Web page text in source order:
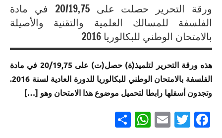
متميزة
في
الامتحان
الموحد
للبكالوريا
مسلك
العلوم
إنجازات
ب خيار
لغة
فرنسية
إنجازات
في
الامتحان
الموحد
للبكالوريا
متميزة
في
الامتحان
الموحد
للبكالوريا
مسلك
العلوم
ب
في
الامتحان
الموحد
الوطني
مسلك
العلوم
الرياضية
إنجازات
إنجازات
متميزة
في
الموحد
الوطني
للبكالوريا
المسالك
ورقة التحرير حصلت على 20/19,75 في مادة
الفلسفة للمسالك العلمية والتقنية والأصيلة
بالامتحان الوطني للبكالوريا 2016
هذه ورقة التحرير لتلميذ(ة) حصل(ت) على 20/19,75 في مادة
الفلسفة بالامتحان الوطني للبكالوريا للدورة العادية لسنة 2016.
وتجدون أسفلها رابطا لتحميل موضوع هذا الامتحان وهو […]
Facebook
Twitter
Email
WhatsApp